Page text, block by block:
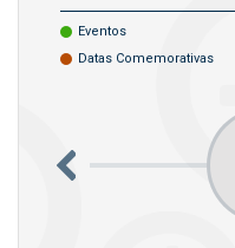
Eventos
Datas Comemorativas